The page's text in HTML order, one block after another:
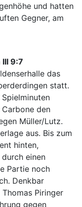
und hatten
Gegner, am
9:7
das
statt.
den
Müller/Lutz.
aus. Bis zum
hinten,
einen
Partie noch
Denkbar
Piringer
gegen